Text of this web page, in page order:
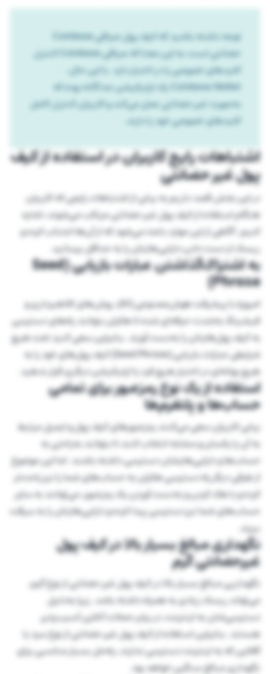
توجه داشته باشید که کیف پول صرافی Coinbase
حضانتی است، به این معنا که صرافی Coinbase کنترل
کلیدهای خصوصی را در اختیار دارد. با این حال،
Coinbase Wallet یک اپلیکیشن جداگانه بوده که
به‌صورت غیر حضانتی عمل می‌کند و کاربران کنترل کامل
کلیدهای خصوصی خود را دارند.
اشتباهات رایج کاربران در استفاده از کیف
پول غیر حضانتی
در این بخش قصد داریم به برخی از اشتباهات رایجی که کاربران
هنگام استفاده از کیف پول غیر حضانتی مرتکب می‌شوند، اشاره
کنیم. آگاهی از این موارد باعث می‌شود که از آن‌ها اجتناب کرده و
ریسک‌ از دست دادن دارایی‌هایتان را به حداقل برسانید.
به اشتراک‌گذاشتن عبارات بازیابی (Seed
Phrase)
امروزه با پیشرفت هوش‌مصنوعی (AI)، روش‌های کلاهبرداری و
فیشینگ به‌شدت حرفه‌ای شده تا هکران بتوانند راه‌های دسترسی
به کیف پول‌هایتان را به‌دست آورند. بنابراین سعی کنید تحت هیچ
شرایطی عبارات بازیابی (Seed Phrase) کیف پول‌های خود را به
هیچ بهانه‌ای در اختیار هیچ فرد یا اپلیکیشن دیگری قرار ندهید.
استفاده از یک نوع رمزعبور برای تمامی
حساب‌ها و پلتفرم‌ها
برخی کاربران سعی می‌کنند رمزعبورهای کیف پول و ایمیل مرتبط
به آن را یکسان و مشابه انتخاب کنند تا بتوانند به‌راحتی به
حساب‌ها و دارایی‌هایشان دسترسی داشته باشند. اما این موضوع
از طرفی دیگر راه دسترسی هکران به حساب‌های شما را نیز راحت‌تر
کرده و با هک کردن و به‌دست آوردن یک رمزعبور، می‌توانند به سایر
حساب‌های شما نیز دسترسی پیدا کرده و دارایی‌هایتان را به سرقت
ببرند.
نگهداری مبالغ بسیار بالا در کیف پول
غیرحضانتی گرم
نگهداریی مبالغ بسیار بالا در کیف پول غیر حضانتی از نوع گرم،
می‌تواند ریسک زیادی به همراه داشته باشد. زیرا به‌دلیل
دسترسی‌شان به اینترنت، در برابر حملات آنلاین آسیب‌پذیر
هستند. بنابراین استفاده از کیف پول غیر حضانتی از نوع سرد یا
آفلاین که به اینترنت دسترسی ندارند، راه‌حل بسیار مناسبی برای
نگهداری مبالغ سنگین خواهد بود.